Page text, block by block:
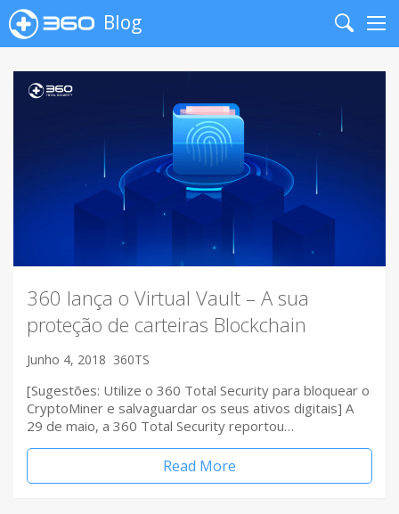
Blog
Search
360 lança o Virtual Vault – A sua
proteção de carteiras Blockchain
Junho 4, 2018 360TS
[Sugestões: Utilize o 360 Total Security para bloquear o
CryptoMiner e salvaguardar os seus ativos digitais] A
29 de maio, a 360 Total Security reportou…
Read More